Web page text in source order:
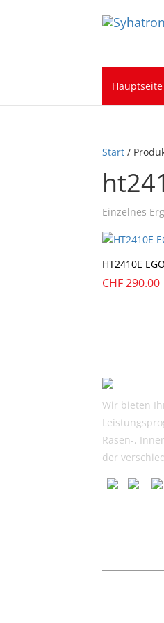
Hauptseite
Start /
Einzelnes
HT2410E
CHF290.00
Wir bieten
Rasen-,
der